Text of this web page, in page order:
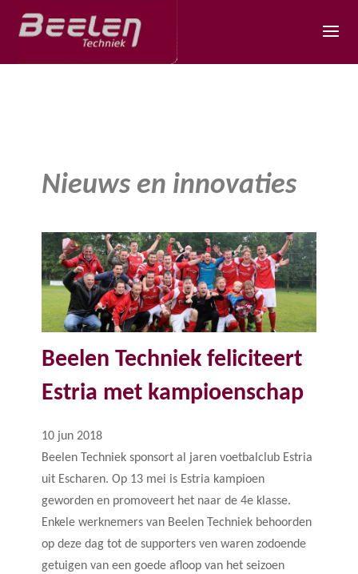
Nieuws en innovaties
Beelen Techniek feliciteert
Estria met kampioenschap
10 jun 2018
Beelen Techniek sponsort al jaren voetbalclub Estria
uit Escharen. Op 13 mei is Estria kampioen
geworden en promoveert het naar de 4e klasse.
Enkele werknemers van Beelen Techniek behoorden
op deze dag tot de supporters ven waren zodoende
getuigen van een goede afloop van het seizoen